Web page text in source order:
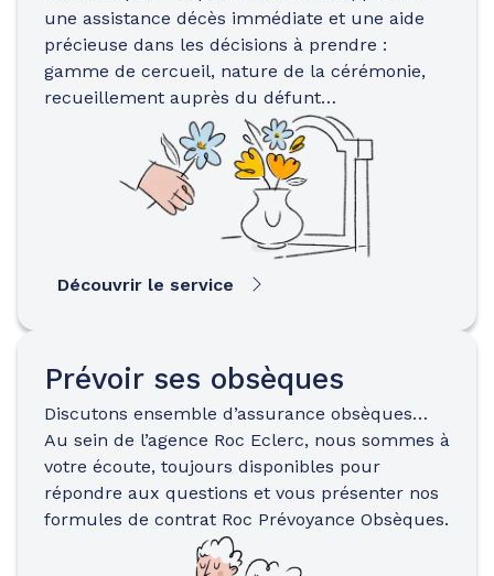
une assistance décès immédiate et une aide
précieuse dans les décisions à prendre :
gamme de cercueil, nature de la cérémonie,
recueillement auprès du défunt…
Découvrir le service
Prévoir ses obsèques
Discutons ensemble d’assurance obsèques…
Au sein de l’agence Roc Eclerc, nous sommes à
votre écoute, toujours disponibles pour
répondre aux questions et vous présenter nos
formules de contrat Roc Prévoyance Obsèques.